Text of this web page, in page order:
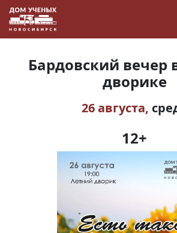
Новости
Наука
О Доме
Виртуальный
Бардовский вечер
дворике
26 августа,
12+